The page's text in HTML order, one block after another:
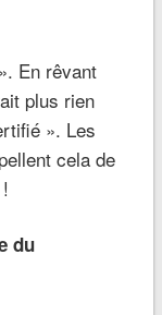
En rêvant
plus rien
». Les
cela de
du